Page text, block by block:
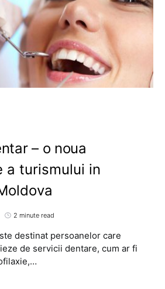
– o noua
a turismului in
2 minute read
destinat persoanelor care
de servicii dentare, cum ar fi